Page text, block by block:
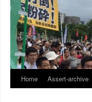
Home Assert-archive